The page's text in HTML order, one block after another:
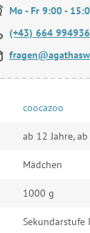
Mo - Fr 9:00 -
(+43) 664
coocazoo
ab 12 Jahre,
Mädchen
1000 g
Sekundarstufe